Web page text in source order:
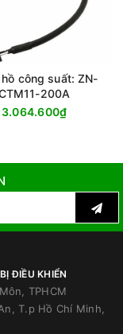
công suất: ZN-
200A
3.064.600₫
ĐIỀU KHIỂN
TPHCM
T.p Hồ Chí Minh,